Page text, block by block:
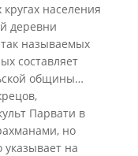
населения
деревни
называемых
составляет
общины…
Парвати в
но
на